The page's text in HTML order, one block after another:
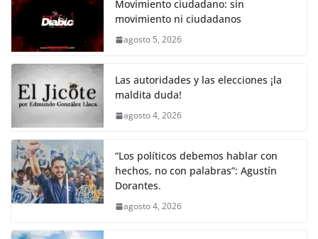
e
b
o
o
k
er s
A
p
y
Li
k
gr
a
e
Movimiento ciudadano: sin
movimiento ni ciudadanos
agosto 5, 2026
Las autoridades y las elecciones ¡la
maldita duda!
agosto 4, 2026
“Los políticos debemos hablar con
hechos, no con palabras”: Agustín
Dorantes.
agosto 4, 2026